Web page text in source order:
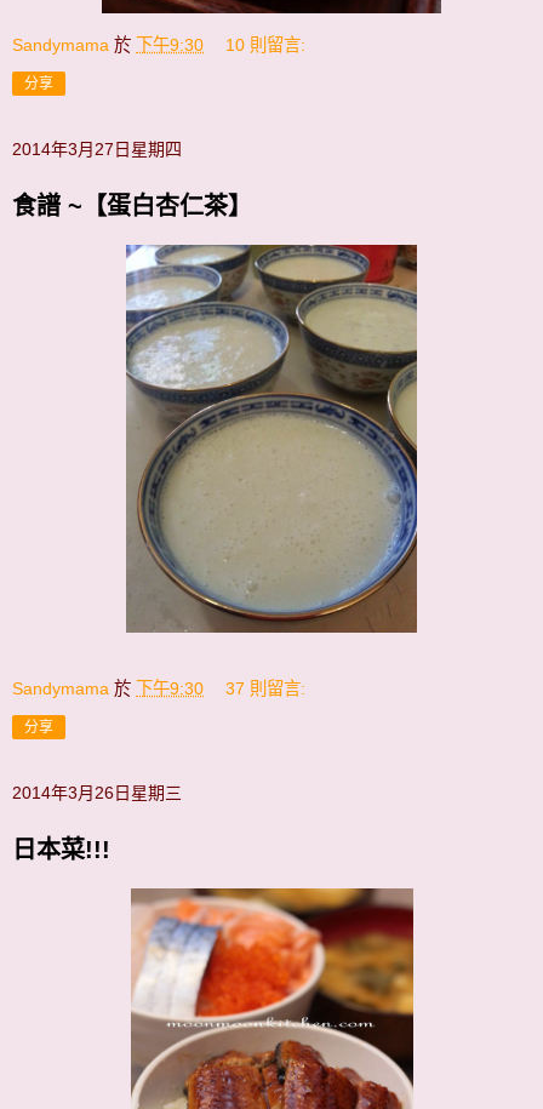
Sandymama 於 下午9:30 10 則留言:
分享
2014年3月27日星期四
食譜 ~【蛋白杏仁茶】
Sandymama 於 下午9:30 37 則留言:
分享
2014年3月26日星期三
日本菜!!!